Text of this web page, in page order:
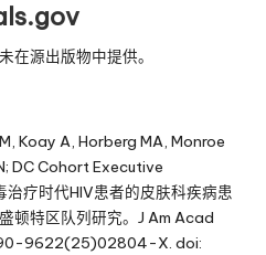
在源出版物中提供。
Koay A, Horberg MA, Monroe
DC Cohort Executive
疗时代HIV患者的皮肤科疾病患
顿特区队列研究。J Am Acad
9622(25)02804-X. doi: